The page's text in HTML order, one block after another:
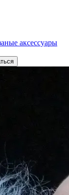
аксесcуары